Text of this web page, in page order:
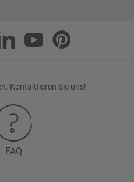
Kontaktieren Sie uns!
FAQ